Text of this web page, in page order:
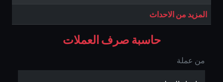
المزيد من الاحداث
حاسبة صرف العملات
من عملة